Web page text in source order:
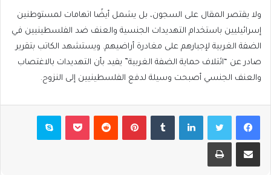
ولا يقتصر المقال على السجون، بل يشمل أيضًا اتهامات لمستوطنين
إسرائيليين باستخدام التهديدات الجنسية والعنف ضد الفلسطينيين في
الضفة الغربية لإجبارهم على مغادرة أراضيهم. ويستشهد الكاتب بتقرير
صادر عن “ائتلاف حماية الضفة الغربية” يفيد بأن التهديدات بالاغتصاب
والعنف الجنسي أصبحت وسيلة لدفع الفلسطينيين إلى النزوح.
فيسبوكتويتر لينكدإن بينتيريست بوكيت سكايب
مشاركة عبر البريد طباعة